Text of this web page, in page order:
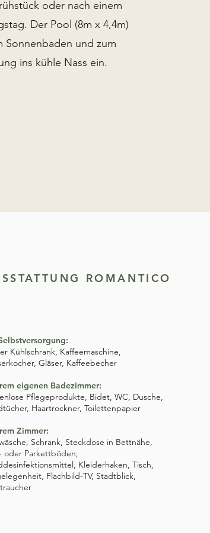
oder nach einem
Der Pool (8m x 4,4m)
Sonnenbaden und zum
ins kühle Nass ein.
ROMANTICO
Kühlschrank, Kaffeemaschine,
Gläser, Kaffeebecher
eigenen Badezimmer:
Pflegeprodukte, Bidet, WC, Dusche,
Haartrockner, Toilettenpapier
Zimmer:
Schrank, Steckdose in Bettnähe,
oder Parkettböden,
Kleiderhaken, Tisch,
Flachbild-TV, Stadtblick,